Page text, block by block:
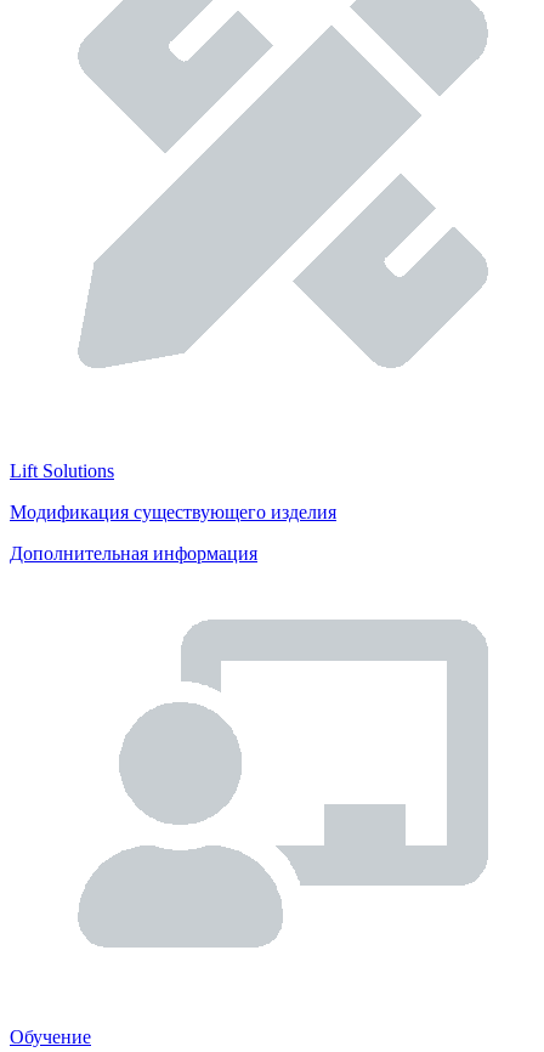
Lift Solutions
Модификация существующего изделия
Дополнительная информация
Обучение